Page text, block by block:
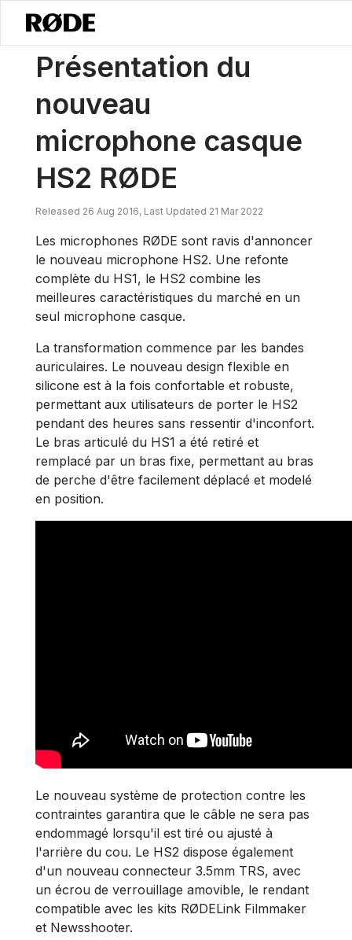
Nouvelles / Présentation Du Nouveau Microphone Casque RØDE
Présentation du
nouveau
microphone casque
HS2 RØDE
Released 26 Aug 2016, Last Updated 21 Mar 2022
Les microphones RØDE sont ravis d'annoncer
le nouveau microphone HS2. Une refonte
complète du HS1, le HS2 combine les
meilleures caractéristiques du marché en un
seul microphone casque.
La transformation commence par les bandes
auriculaires. Le nouveau design flexible en
silicone est à la fois confortable et robuste,
permettant aux utilisateurs de porter le HS2
pendant des heures sans ressentir d'inconfort.
Le bras articulé du HS1 a été retiré et
remplacé par un bras fixe, permettant au bras
de perche d'être facilement déplacé et modelé
en position.
Le nouveau système de protection contre les
contraintes garantira que le câble ne sera pas
endommagé lorsqu'il est tiré ou ajusté à
l'arrière du cou. Le HS2 dispose également
d'un nouveau connecteur 3.5mm TRS, avec
un écrou de verrouillage amovible, le rendant
compatible avec les kits RØDELink Filmmaker
et Newsshooter.